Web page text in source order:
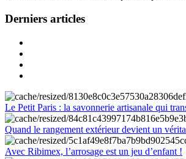
Derniers articles
Le Petit Paris : la savonnerie artisanale qui
Quand le rangement extérieur devient un
Avec Ribimex, l’arrosage est un jeu d’enfant !